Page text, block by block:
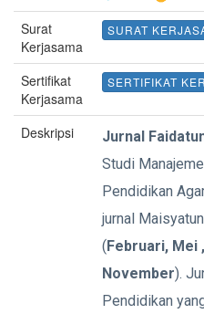
Surat
Kerjasama
SURAT
Sertifikat
Kerjasama
SERTIFIKAT
Deskripsi Jurnal
Studi
Pendidikan
jurnal
(Februari, Mei
November).
Pendidikan